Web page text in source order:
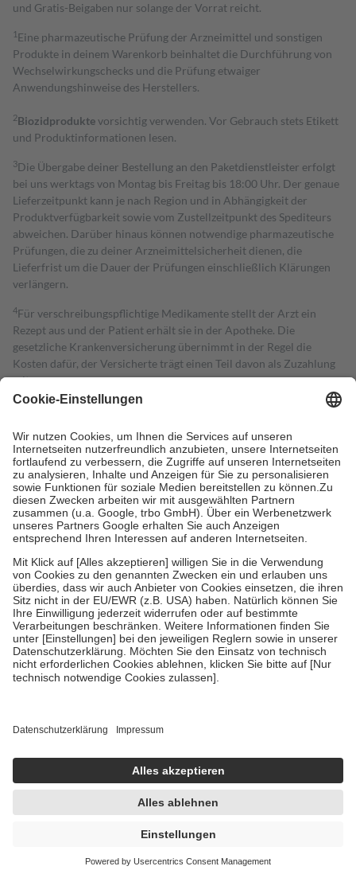
und Gratis-Beigaben nur solange der Vorrat reicht.
1 Eine pharmazeutische Prüfung der Arzneimittel und sonstigen
Produkte in deinem Warenkorb beinhaltet die Durchführung von
Wechselwirkungschecks und die Prüfung etwaiger
Anwendungshinweise des Herstellers.
2Biozidproduktevorsichtig verwenden. Vor Gebrauch stets Etikett
und Produktinformationen lesen.
3Die Übergabe deiner Bestellung an den Paketdienstleister erfolgt
bei uns werktags von Montag bis Freitag bis 18:00 Uhr. Der genaue
Lieferzeitpunkt kann je nach Region und in Abhängigkeit der
Produktverfügbarkeit sowie vom Zustellzeitpunkt des Spediteurs
abweichen. Darüber hinaus können notwendige pharmazeutische
Prüfungen, die zu deiner Arzneimittelsicherheit dienen, die
Lieferfrist um die Dauer der Prüfungen einschließlich Klärungen
verlängern.
4Für verschreibungspflichtige Medikamente stellt der Arzt ein
Rezept aus und der Patient erhält sie in der Apotheke. Die
gesetzliche Krankenversicherung übernimmt in der Regel die
Kosten dafür, der Versicherte trägt einen Teil davon als Zuzahlung
mit.
Grundsätzlich leisten Mitglieder Zuzahlungen in Höhe von zehn
höchstens zehn Euro.
Es sind jedoch nie mehr als die tatsächlichen
Kosten der Leistung zu entrichten.
Diese Regeln gelten grundsätzlich auch für Online-Apotheken.
Bei Heilmitteln und häuslicher Krankenpflege beträgt die
Zuzahlung zehn Prozent der Kosten sowie zehn Euro je
Verordnung.
Um das Engagement der Versicherten für ihre eigene Gesundheit zu
stärken und die besondere Stellung der Familie zu unterstützen,
fallenkeine Zuzahlungenan bei:
• Kindern und Jugendlichen bis zum vollendeten 18. Lebensjahr
mit Ausnahme der Fahrkosten
• Untersuchungen zur Vorsorge und Früherkennung, die von der
GKV getragen werden
• empfohlenen Schutzimpfungen
• Harn- und Blutteststreifen
getroffen, um sicherzustellen, dass es sich um echte Bewertungen
https://help.etrusted.com/hc/de/articles/4419944605341
Einige Bilder und Inhalte wurden unter Zuhilfenahme künstlicher